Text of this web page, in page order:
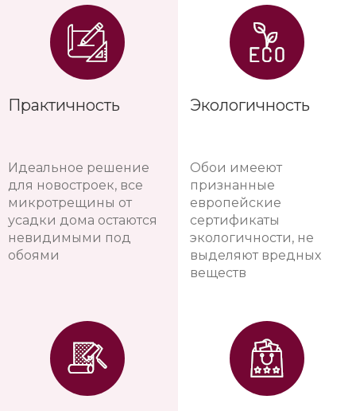
Практичность
Идеальное решение
для новостроек, все
микротрещины от
усадки дома остаются
невидимыми под
обоями
Экологичность
Обои имееют
признанные
европейские
сертификаты
экологичности, не
выделяют вредных
веществ